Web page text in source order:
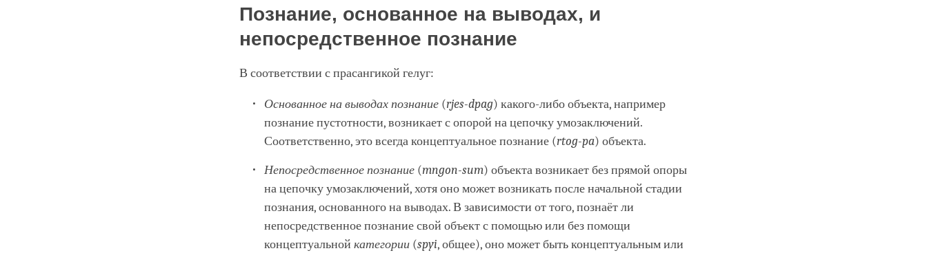
Познание, основанное на выводах, и
непосредственное познание
В соответствии с прасангикой гелуг:
Основанное на выводах познание (rjes-dpag) какого-либо объекта, например
познание пустотности, возникает с опорой на цепочку умозаключений.
Соответственно, это всегда концептуальное познание (rtog-pa) объекта.
Непосредственное познание (mngon-sum) объекта возникает без прямой опоры
на цепочку умозаключений, хотя оно может возникать после начальной стадии
познания, основанного на выводах. В зависимости от того, познаёт ли
непосредственное познание свой объект с помощью или без помощи
концептуальнойкатегории (spyi, общее), оно может быть концептуальным или